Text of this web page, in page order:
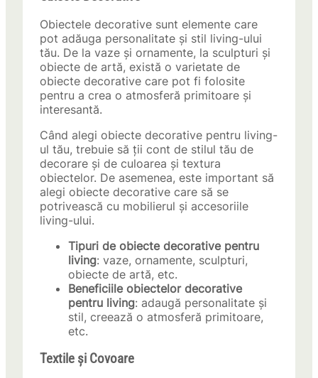
Obiectele decorative sunt elemente care
pot adăuga personalitate și stil living-ului
tău. De la vaze și ornamente, la sculpturi și
obiecte de artă, există o varietate de
obiecte decorative care pot fi folosite
pentru a crea o atmosferă primitoare și
interesantă.
Când alegi obiecte decorative pentru living-
ul tău, trebuie să ții cont de stilul tău de
decorare și de culoarea și textura
obiectelor. De asemenea, este important să
alegi obiecte decorative care să se
potrivească cu mobilierul și accesoriile
living-ului.
Tipuri de obiecte decorative pentru
living: vaze, ornamente, sculpturi,
obiecte de artă, etc.
Beneficiile obiectelor decorative
pentru living: adaugă personalitate și
stil, creează o atmosferă primitoare,
etc.
Textile și Covoare